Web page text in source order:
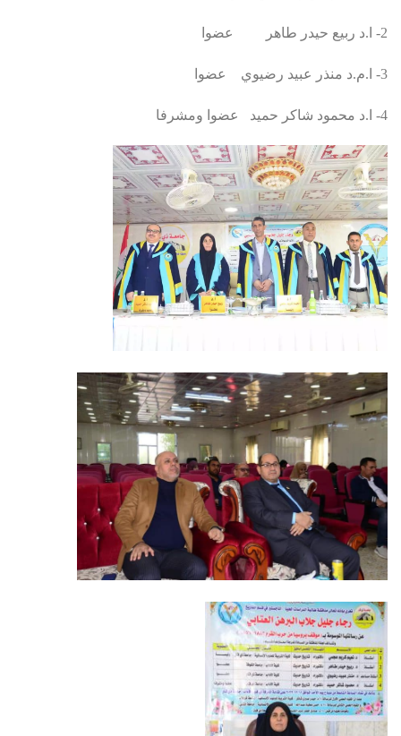
2- ا.د ربيع حيدر طاهر عضوا
3- ا.م.د منذر عبيد رضيوي عضوا
4- ا.د محمود شاكر حميد عضوا ومشرفا